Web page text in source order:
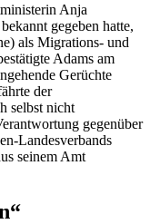
Anja
gegeben hatte,
als Migrations- und
Adams am
Gerüchte
der
selbst nicht
gegenüber
Landesverbands
seinem Amt